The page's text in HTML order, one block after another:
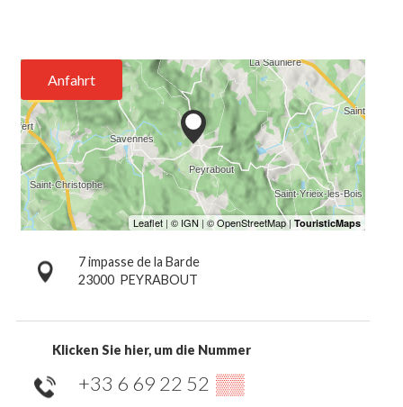
Anfahrt
7 impasse de la Barde
23000 PEYRABOUT
Klicken Sie hier, um die Nummer
+33 6 69 22 52 ▒▒